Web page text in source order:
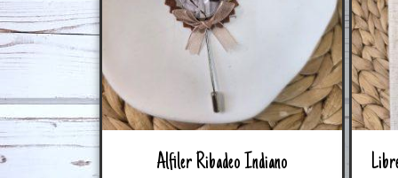
Alfiler Ribadeo Indiano
Libreta